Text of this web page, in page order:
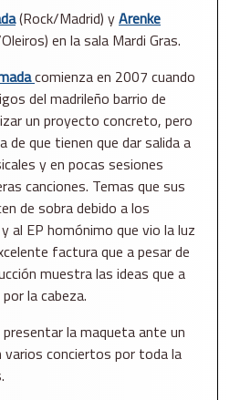
(Rock/Madrid) yArenke
en la sala Mardi Gras.
comienza en 2007 cuando
del madrileño barrio de
un proyecto concreto, pero
de que tienen que dar salida a
y en pocas sesiones
canciones. Temas que sus
de sobra debido a los
al EP homónimo que vio la luz
factura que a pesar de
muestra las ideas que a
la cabeza.
la maqueta ante un
varios conciertos por toda la